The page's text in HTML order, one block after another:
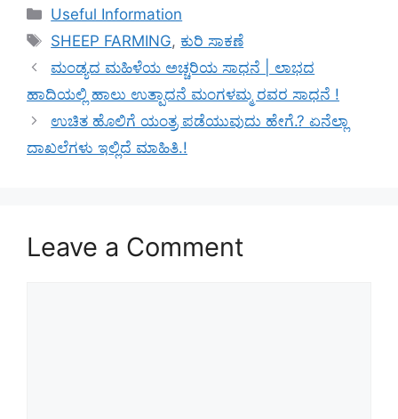
Categories
Useful Information
Tags
SHEEP FARMING, ಕುರಿ ಸಾಕಣೆ
ಮಂಡ್ಯದ ಮಹಿಳೆಯ ಅಚ್ಚರಿಯ ಸಾಧನೆ | ಲಾಭದ
ಹಾದಿಯಲ್ಲಿ ಹಾಲು ಉತ್ಪಾದನೆ ಮಂಗಳಮ್ಮ ರವರ ಸಾಧನೆ !
ಉಚಿತ ಹೊಲಿಗೆ ಯಂತ್ರ ಪಡೆಯುವುದು ಹೇಗೆ.? ಏನೆಲ್ಲಾ
ದಾಖಲೆಗಳು ಇಲ್ಲಿದೆ ಮಾಹಿತಿ.!
Leave a Comment